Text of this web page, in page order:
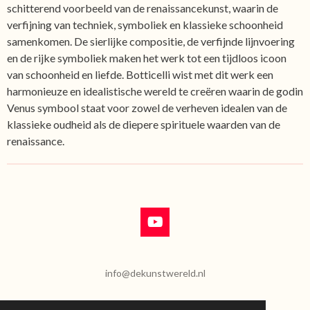
schitterend voorbeeld van de renaissancekunst, waarin de
verfijning van techniek, symboliek en klassieke schoonheid
samenkomen. De sierlijke compositie, de verfijnde lijnvoering
en de rijke symboliek maken het werk tot een tijdloos icoon
van schoonheid en liefde. Botticelli wist met dit werk een
harmonieuze en idealistische wereld te creëren waarin de godin
Venus symbool staat voor zowel de verheven idealen van de
klassieke oudheid als de diepere spirituele waarden van de
renaissance.
Y
o
u
info@dekunstwereld.nl